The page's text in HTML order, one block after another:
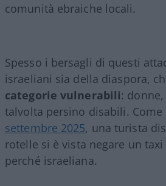
comunità ebraiche locali.
Spesso i bersagli di questi
israeliani sia della diaspora,
categorie vulnerabili:
talvolta persino disabili. Come
settembre 2025, una turista
rotelle si è vista negare un
perché israeliana.